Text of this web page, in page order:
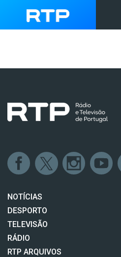
NOTÍCIAS
DESPORTO
TELEVISÃO
RÁDIO
RTP ARQUIVOS